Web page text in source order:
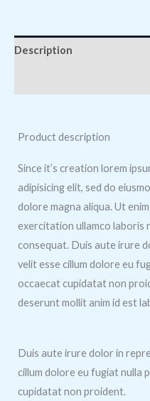
Description
Product description
Since it’s creation lorem
adipisicing elit, sed do
dolore magna aliqua. Ut
exercitation ullamco laboris
consequat. Duis aute irure
velit esse cillum dolore eu
occaecat cupidatat non
deserunt mollit anim id est
Duis aute irure dolor in
cillum dolore eu fugiat nulla
cupidatat non proident.